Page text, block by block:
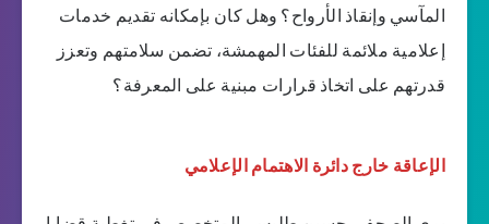
المآسي وإنقاذ الأرواح؟ وهل كان بإمكانه تقديم خدمات
إعلامية ملائمة للفئات المهمشة، تضمن سلامتهم وتعزز
قدرتهم على اتخاذ قرارات مبنية على المعرفة؟
الإعاقة خارج دائرة الاهتمام الإعلامي